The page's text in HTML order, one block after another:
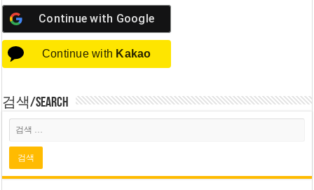
Continue with Google
Continue with Kakao
검색/Search